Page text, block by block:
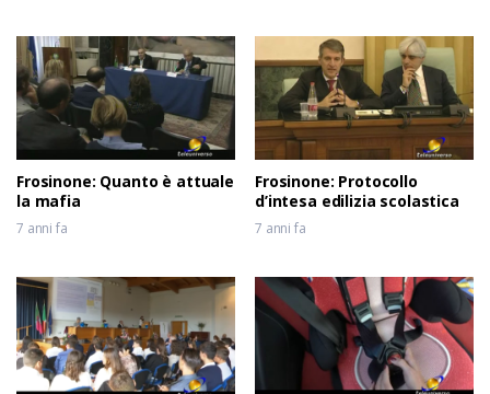
Frosinone: Quanto è attuale
la mafia
7 anni fa
Frosinone: Protocollo
d’intesa edilizia scolastica
7 anni fa